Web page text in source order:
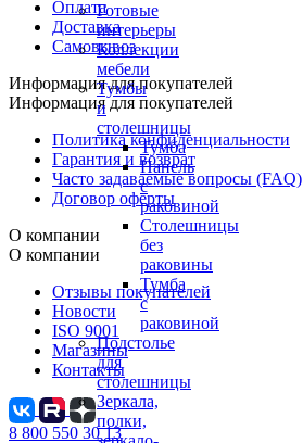
Готовые
интерьеры
Коллекции
мебели
Тумбы
и
столешницы
Тумба
Панель
с
раковиной
Столешницы
без
раковины
Тумба
с
раковиной
Подстолье
для
столешницы
Зеркала,
полки,
Оплата
Доставка
Самовывоз
Информация для покупателей
Информация для покупателей
Политика конфиденциальности
Гарантия и возврат
Часто задаваемые вопросы (FAQ)
Договор оферты
О компании
О компании
Отзывы покупателей
Новости
ISO 9001
Магазины
Контакты
8 800 550 30 13